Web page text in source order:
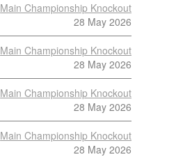
Main Championship Knockout
28 May 2026
Main Championship Knockout
28 May 2026
Main Championship Knockout
28 May 2026
Main Championship Knockout
28 May 2026